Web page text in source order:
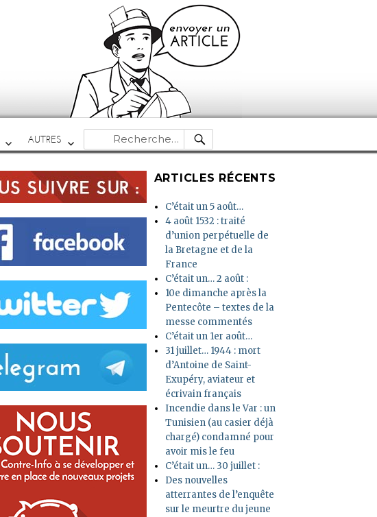
AUTRES
Recherche
pour :
RECHERCHE
ARTICLES RÉCENTS
C’était un 5 août…
4 août 1532 : traité
d’union perpétuelle de
la Bretagne et de la
France
C’était un… 2 août :
10e dimanche après la
Pentecôte – textes de la
messe commentés
C’était un 1er août…
31 juillet… 1944 : mort
d’Antoine de Saint-
Exupéry, aviateur et
écrivain français
Incendie dans le Var : un
Tunisien (au casier déjà
chargé) condamné pour
avoir mis le feu
C’était un… 30 juillet :
Des nouvelles
atterrantes de l’enquête
sur le meurtre du jeune